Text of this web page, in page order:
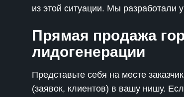
из этой ситуации. Мы разработали
Прямая продажа
лидогенерации
Представьте себя на месте
(заявок, клиентов) в вашу нишу.